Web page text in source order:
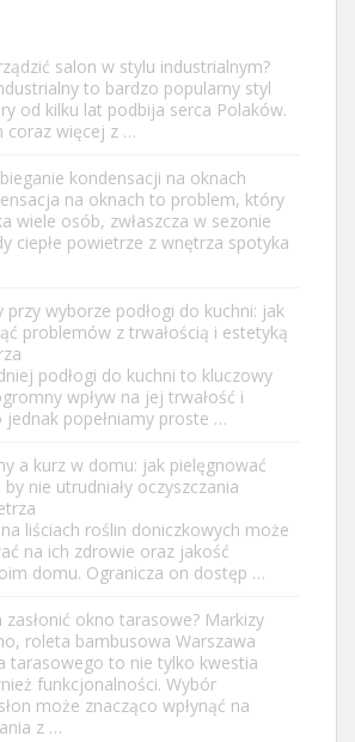
salon w stylu industrialnym?
to bardzo popularny styl
od kilku lat podbija serca Polaków.
coraz więcej z …
kondensacji na oknach
na oknach to problem, który
wiele osób, zwłaszcza w sezonie
ciepłe powietrze z wnętrza spotyka
przy wyborze podłogi do kuchni: jak
problemów z trwałością i estetyką
podłogi do kuchni to kluczowy
wpływ na jej trwałość i
jednak popełniamy proste …
a kurz w domu: jak pielęgnować
by nie utrudniały oczyszczania
liściach roślin doniczkowych może
na ich zdrowie oraz jakość
domu. Ogranicza on dostęp …
zasłonić okno tarasowe? Markizy
roleta bambusowa Warszawa
tarasowego to nie tylko kwestia
funkcjonalności. Wybór
może znacząco wpłynąć na
z …